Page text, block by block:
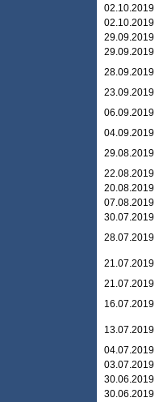
02.10.2019
02.10.2019
29.09.2019
29.09.2019
28.09.2019
23.09.2019
06.09.2019
04.09.2019
29.08.2019
22.08.2019
20.08.2019
07.08.2019
30.07.2019
28.07.2019
21.07.2019
21.07.2019
16.07.2019
13.07.2019
04.07.2019
03.07.2019
30.06.2019
30.06.2019